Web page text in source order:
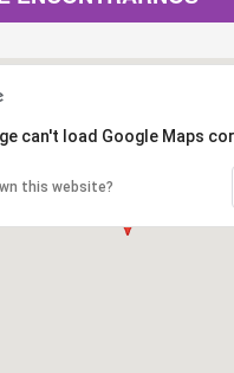
can't load Google Maps
this website?